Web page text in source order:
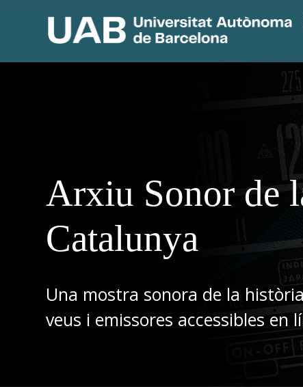
Arxiu Sonor de
Catalunya
Una mostra sonora de la
veus i emissores accessibles en